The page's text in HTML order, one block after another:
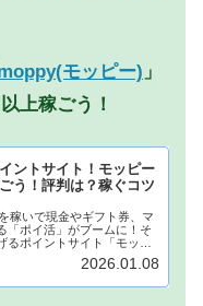
モッピー) 」
上稼ごう！
ントサイト！モッピー
う！評判は？稼ぐコツ
稼いで現金やギフト券、マ
「ポイ活」がブームに！そ
るポイントサイト「モッピ
ます！モッピーに登録し、
げば、あなたも月1万円稼ぐ
2026.01.08